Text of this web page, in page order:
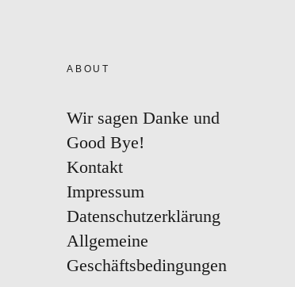
ABOUT
Wir sagen Danke und
Good Bye!
Kontakt
Impressum
Datenschutzerklärung
Allgemeine
Geschäftsbedingungen